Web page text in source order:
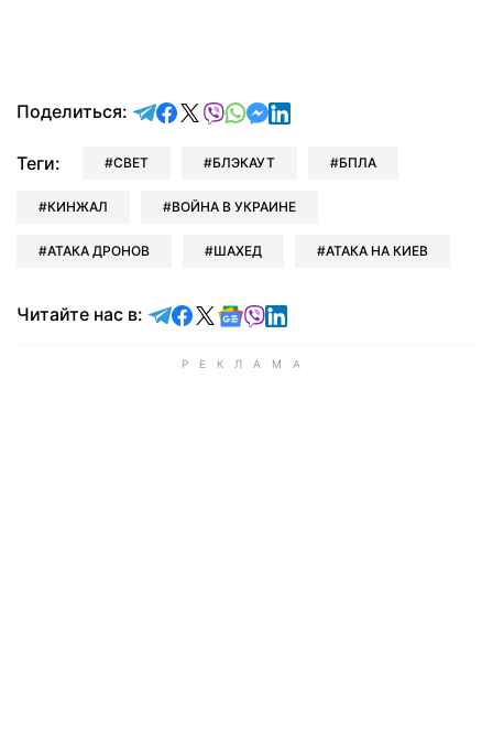
Поделиться: отправить в Telegram
поделиться в Facebook
поделиться в X
отправить в Viber
отправить в Whatsapp
отправить в Messenger
отправить в LinkedIn
Теги: СВЕТ БЛЭКАУТ БПЛА
КИНЖАЛ ВОЙНА В УКРАИНЕ
АТАКА ДРОНОВ ШАХЕД АТАКА НА КИЕВ
Читайте нас в: Читайте в Telegram
Читайте в Facebook
Читайте в X
Читайте в Google news
Читайте в Viber
Читайте в LinkedIn